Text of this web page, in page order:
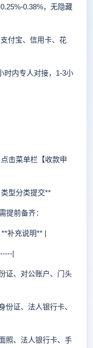
0.38%，无隐藏
付宝、信用卡、花
内专人对接，1-3小
击菜单栏【收款申
型分类提交**
前备齐：
补充说明** |
|
、对公账户、门头
证、法人银行卡、
、法人银行卡、手